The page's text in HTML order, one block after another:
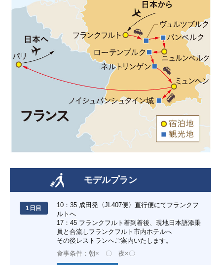
モデルプラン
1日目
10：35 成田発〈JL407便〉直行便にてフランクフ
ルトへ
17：45 フランクフルト着到着後、現地日本語添乗
員と合流しフランクフルト市内ホテルへ
その後レストランへご案内いたします。
食事条件：朝× 〇 夜×〇